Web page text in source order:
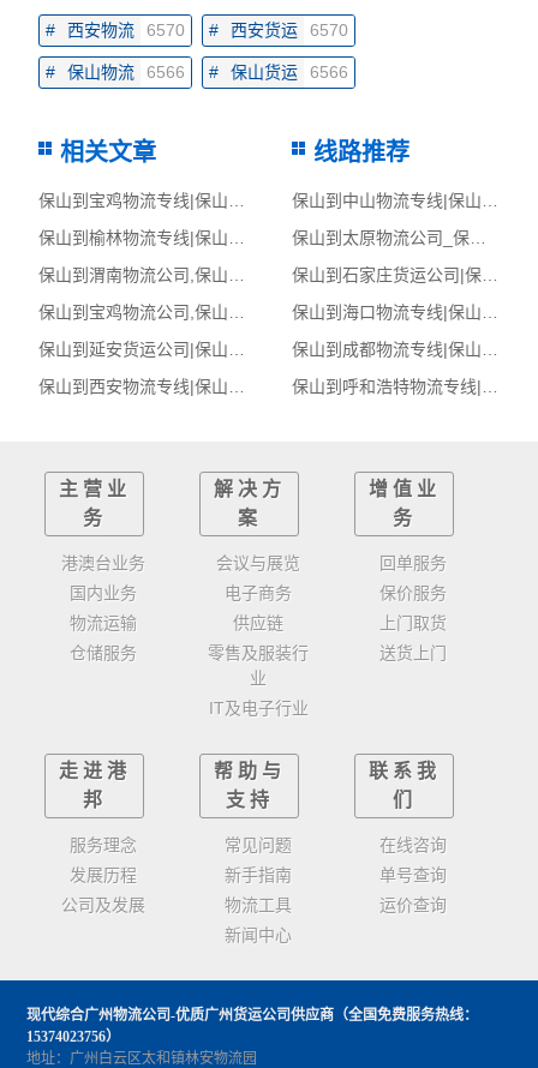
# 西安物流 6570 # 西安货运 6570
# 保山物流 6566 # 保山货运 6566
相关文章
保山到宝鸡物流专线|保山至宝鸡货运公司
保山到榆林物流专线|保山至榆林货运公司
保山到渭南物流公司,保山物流到渭南,保山至渭南物流专线
保山到宝鸡物流公司,保山物流到宝鸡,保山至宝鸡物流专线
保山到延安货运公司|保山到延安货运专线
保山到西安物流专线|保山至西安货运公司
线路推荐
保山到中山物流专线|保山至中山货运公司
保山到太原物流公司_保山到太原货运_保山至太原物流专线
保山到石家庄货运公司|保山到石家庄货运专线
保山到海口物流专线|保山至海口货运公司
保山到成都物流专线|保山至成都货运公司
保山到呼和浩特物流专线|保山至呼和浩特货运公司
主营业
务
港澳台业务
国内业务
物流运输
仓储服务
解决方
案
会议与展览
电子商务
供应链
零售及服装行
业
IT及电子行业
增值业
务
回单服务
保价服务
上门取货
送货上门
走进港
邦
服务理念
发展历程
公司及发展
帮助与
支持
常见问题
新手指南
物流工具
新闻中心
联系我
们
在线咨询
单号查询
运价查询
现代综合广州物流公司-优质广州货运公司供应商 （全国免费服务热线：
15374023756）
地址：广州白云区太和镇林安物流园